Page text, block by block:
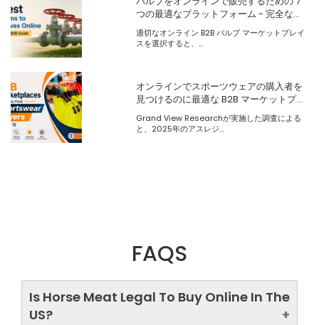
つの最適なプラットフォーム - 完全な
B2B ガイド
適切なオンライン B2B バルブ マーケットプレイ
スを選択すると、...
オンラインでスポーツウェアの購入者を
見つけるのに最適な B2B マーケットプレ
イス
Grand View Researchが実施した調査による
と、2025年のアスレジ...
FAQS
Is Horse Meat Legal To Buy Online In The
US?